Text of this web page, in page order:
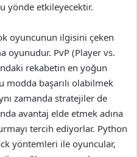
yönde etkileyecektir.
oyuncunun ilgisini çeken
oyunudur. PvP (Player vs.
rekabetin en yoğun
modda başarılı olabilmek
zamanda stratejiler de
avantaj elde etmek adına
tercih ediyorlar. Python
yöntemleri ile oyuncular,